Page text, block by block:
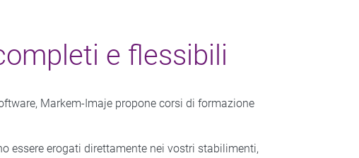
e flessibili
Markem-Imaje propone corsi di formazione
essere erogati direttamente nei vostri stabilimenti,